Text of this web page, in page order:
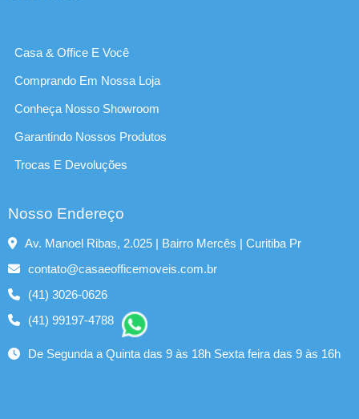
Casa & Office E Você
Comprando Em Nossa Loja
Conheça Nosso Showroom
Garantindo Nossos Produtos
Trocas E Devoluções
Nosso Endereço
Av. Manoel Ribas, 2.025 | Bairro Mercês | Curitiba Pr
contato@casaeofficemoveis.com.br
(41) 3026-0626
(41) 99197-4788
De Segunda a Quinta das 9 às 18h Sexta feira das 9 às 16h